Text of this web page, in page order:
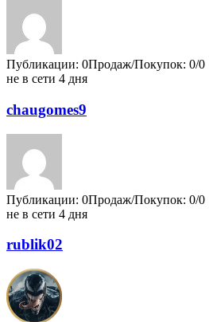
Публикации: 0Продаж/Покупок: 0/0
не в сети 4 дня
chaugomes9
Публикации: 0Продаж/Покупок: 0/0
не в сети 4 дня
rublik02